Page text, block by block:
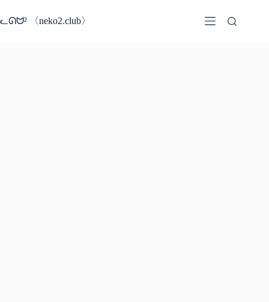
ン
ᓚᘏᗢ² 〈neko2.club〉